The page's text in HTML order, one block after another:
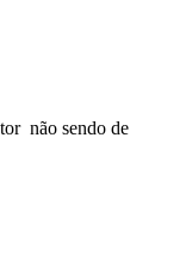
não sendo de